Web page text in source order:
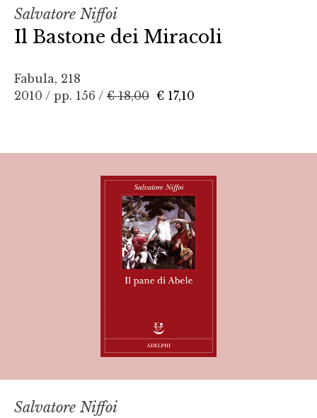
Salvatore Niffoi
Il Bastone dei Miracoli
Fabula, 218
2010 / pp. 156 / € 18,00 € 17,10
Salvatore Niffoi